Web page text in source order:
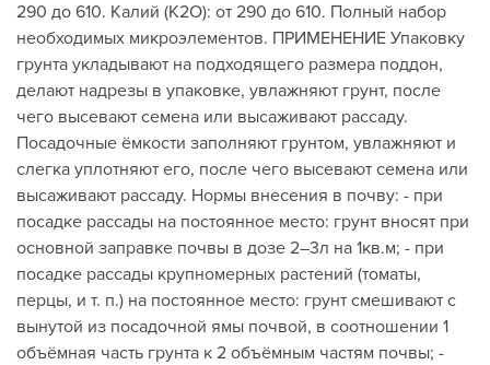
290 до 610. Калий (К2О): от 290 до 610. Полный набор
необходимых микроэлементов. ПРИМЕНЕНИЕ Упаковку
грунта укладывают на подходящего размера поддон,
делают надрезы в упаковке, увлажняют грунт, после
чего высевают семена или высаживают рассаду.
Посадочные ёмкости заполняют грунтом, увлажняют и
слегка уплотняют его, после чего высевают семена или
высаживают рассаду. Нормы внесения в почву: - при
посадке рассады на постоянное место: грунт вносят при
основной заправке почвы в дозе 2–3л на 1кв.м; - при
посадке рассады крупномерных растений (томаты,
перцы, и т. п.) на постоянное место: грунт смешивают с
вынутой из посадочной ямы почвой, в соотношении 1
объёмная часть грунта к 2 объёмным частям почвы; -